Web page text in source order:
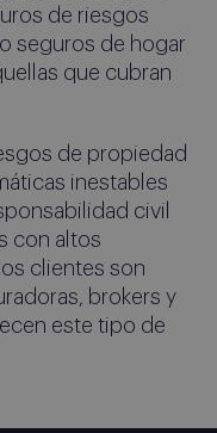
de riesgos
seguros de hogar
que cubran
de propiedad
inestables
civil
con altos
clientes son
brokers y
este tipo de